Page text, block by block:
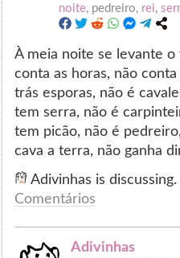
noite, pedreiro, rei,
À meia noite se levante o
conta as horas, não conta
trás esporas, não é
tem serra, não é
tem picão, não é pedreiro,
cava a terra, não ganha
Adivinhas is discussing.
Comentários
Adivinhas